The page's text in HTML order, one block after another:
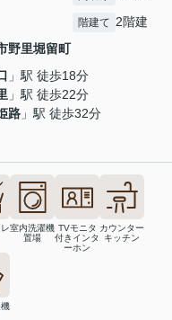
階建て 2階建
野里堀留町
」駅 徒歩18分
」駅 徒歩22分
路 」駅 徒歩32分
室内洗濯機
置場
TVモニタ
付きインタ
ーホン
カウンター
キッチン